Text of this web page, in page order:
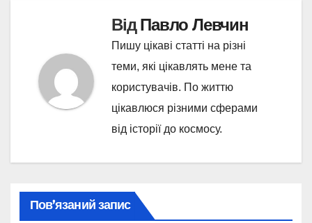
ВідПавло Левчин
Пишу цікаві статті на різні
теми, які цікавлять мене та
користувачів. По життю
цікавлюся різними сферами
від історії до космосу.
Пов’язаний запис